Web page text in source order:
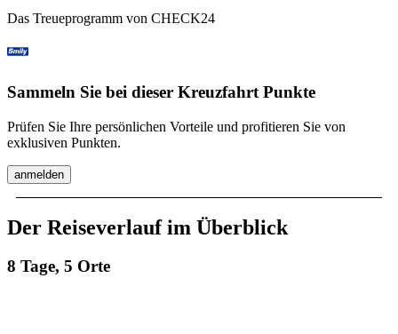
Das Treueprogramm von CHECK24
Sammeln Sie bei dieser Kreuzfahrt Punkte
Prüfen Sie Ihre persönlichen Vorteile und profitieren Sie von
exklusiven Punkten.
anmelden
Der Reiseverlauf im Überblick
8 Tage, 5 Orte